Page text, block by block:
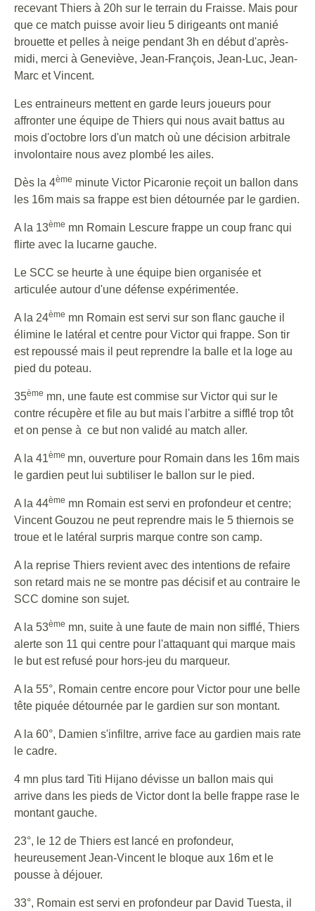
recevant Thiers à 20h sur le terrain du Fraisse. Mais pour
que ce match puisse avoir lieu 5 dirigeants ont manié
brouette et pelles à neige pendant 3h en début d'après-
midi, merci à Geneviève, Jean-François, Jean-Luc, Jean-
Marc et Vincent.
Les entraineurs mettent en garde leurs joueurs pour
affronter une équipe de Thiers qui nous avait battus au
mois d'octobre lors d'un match où une décision arbitrale
involontaire nous avez plombé les ailes.
Dès la 4ème minute Victor Picaronie reçoit un ballon dans
les 16m mais sa frappe est bien détournée par le gardien.
A la 13ème mn Romain Lescure frappe un coup franc qui
flirte avec la lucarne gauche.
Le SCC se heurte à une équipe bien organisée et
articulée autour d'une défense expérimentée.
A la 24ème mn Romain est servi sur son flanc gauche il
élimine le latéral et centre pour Victor qui frappe. Son tir
est repoussé mais il peut reprendre la balle et la loge au
pied du poteau.
35ème mn, une faute est commise sur Victor qui sur le
contre récupère et file au but mais l'arbitre a sifflé trop tôt
et on pense à ce but non validé au match aller.
A la 41ème mn, ouverture pour Romain dans les 16m mais
le gardien peut lui subtiliser le ballon sur le pied.
A la 44ème mn Romain est servi en profondeur et centre;
Vincent Gouzou ne peut reprendre mais le 5 thiernois se
troue et le latéral surpris marque contre son camp.
A la reprise Thiers revient avec des intentions de refaire
son retard mais ne se montre pas décisif et au contraire le
SCC domine son sujet.
A la 53ème mn, suite à une faute de main non sifflé, Thiers
alerte son 11 qui centre pour l'attaquant qui marque mais
le but est refusé pour hors-jeu du marqueur.
A la 55°, Romain centre encore pour Victor pour une belle
tête piquée détournée par le gardien sur son montant.
A la 60°, Damien s'infiltre, arrive face au gardien mais rate
le cadre.
4 mn plus tard Titi Hijano dévisse un ballon mais qui
arrive dans les pieds de Victor dont la belle frappe rase le
montant gauche.
23°, le 12 de Thiers est lancé en profondeur,
heureusement Jean-Vincent le bloque aux 16m et le
pousse à déjouer.
33°, Romain est servi en profondeur par David Tuesta, il